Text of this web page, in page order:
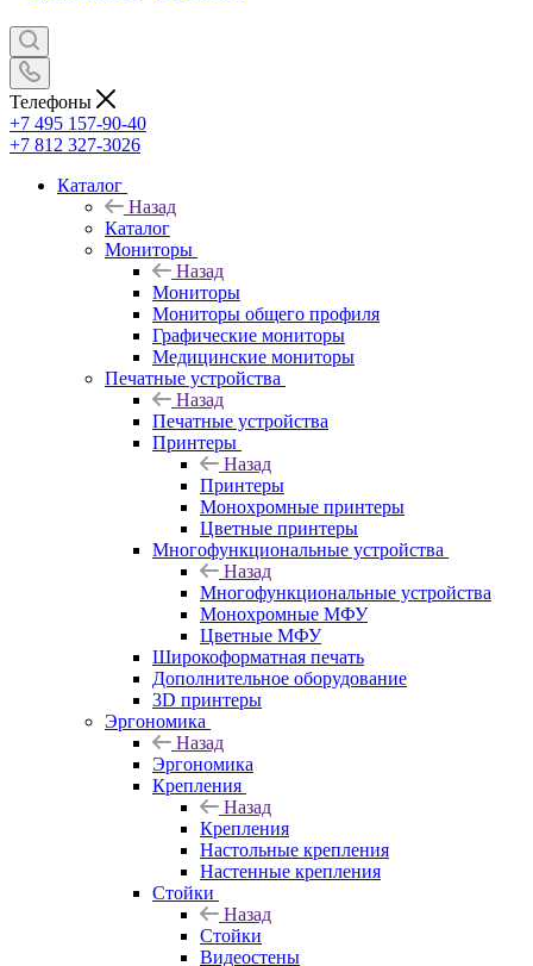
Телефоны
+7 495 157-90-40
+7 812 327-3026
Каталог
Назад
Каталог
Мониторы
Назад
Мониторы
Мониторы общего профиля
Графические мониторы
Медицинские мониторы
Печатные устройства
Назад
Печатные устройства
Принтеры
Назад
Принтеры
Моноxромныe принтеры
Цвeтныe принтеры
Многофункциональные устройства
Назад
Многофункциональные устройства
Монохромные МФУ
Цветные МФУ
Широкоформатная печать
Дополнительное оборудование
3D принтеры
Эргономика
Назад
Эргономика
Крепления
Назад
Крепления
Настольные крепления
Настенные крепления
Стойки
Назад
Стойки
Видеостены